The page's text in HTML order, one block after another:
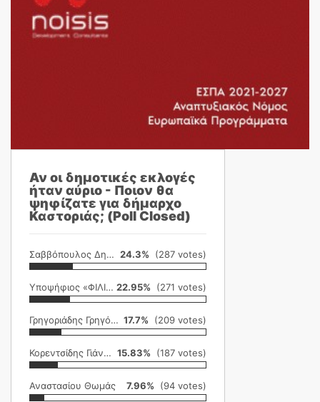
Αν οι δημοτικές εκλογές
ήταν αύριο - Ποιον θα
ψηφίζατε για δήμαρχο
Καστοριάς; (Poll Closed)
Σαββόπουλος Δημήτρης 24.3% (287 votes)
Υποψήφιος «ΦΙΛΙΚΗ ΕΤΑΙΡΕΙΑ» 22.95% (271 votes)
Γρηγοριάδης Γρηγόρης 17.7% (209 votes)
Κορεντσίδης Γιάννης 15.83% (187 votes)
Αναστασίου Θωμάς 7.96% (94 votes)